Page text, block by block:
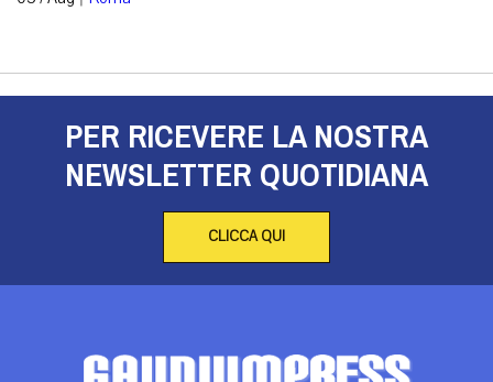
PER RICEVERE LA NOSTRA
NEWSLETTER QUOTIDIANA
CLICCA QUI